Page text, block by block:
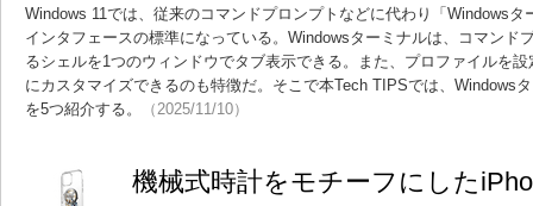
Windows 11では、従来のコマンドプロンプトなどに代わり「Windows
インタフェースの標準になっている。Windowsターミナルは、コマンド
るシェルを1つのウィンドウでタブ表示できる。また、プロファイルを
にカスタマイズできるのも特徴だ。そこで本Tech TIPSでは、Windows
を5つ紹介する。
（2025/11/10）
機械式時計をモチーフにした